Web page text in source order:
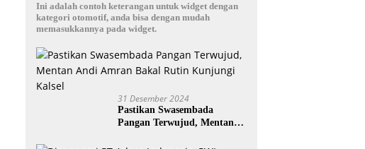
Ini adalah contoh keterangan untuk widget dengan
kategori otomotif, anda bisa dengan mudah
memasukkannya pada widget.
31 Desember 2024
Pastikan Swasembada
Pangan Terwujud, Mentan